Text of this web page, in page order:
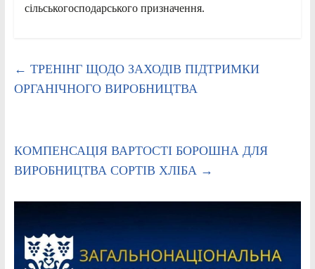
сільськогосподарського призначення.
← ТРЕНІНГ ЩОДО ЗАХОДІВ ПІДТРИМКИ
ОРГАНІЧНОГО ВИРОБНИЦТВА
КОМПЕНСАЦІЯ ВАРТОСТІ БОРОШНА ДЛЯ
ВИРОБНИЦТВА СОРТІВ ХЛІБА →